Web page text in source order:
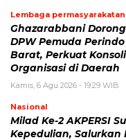
Lembaga permasyarakatan
Ghazarabbani
DPW Pemuda
Barat, Perkuat
Organisasi di Daerah
Kamis, 6 Agu 2026 - 19:29 WIB
Nasional
Milad Ke-2 AKPERSI
Kepedulian, Salurkan